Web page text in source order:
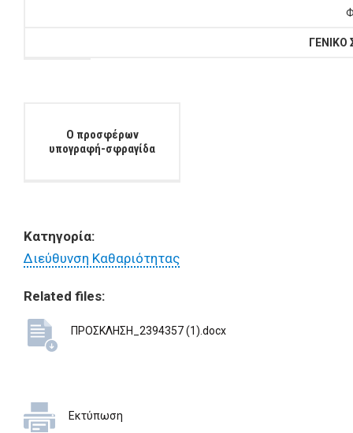
Ο προσφέρων
υπογραφή-σφραγίδα
Κατηγορία:
Διεύθυνση Καθαριότητας
Related files:
ΠΡΟΣΚΛΗΣΗ_2394357 (1).docx
Εκτύπωση